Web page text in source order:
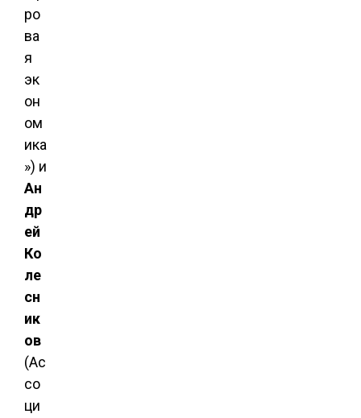
ро
ва
я
эк
он
ом
ика
») и
Ан
др
ей
Ко
ле
сн
ик
ов
(Ас
со
ци